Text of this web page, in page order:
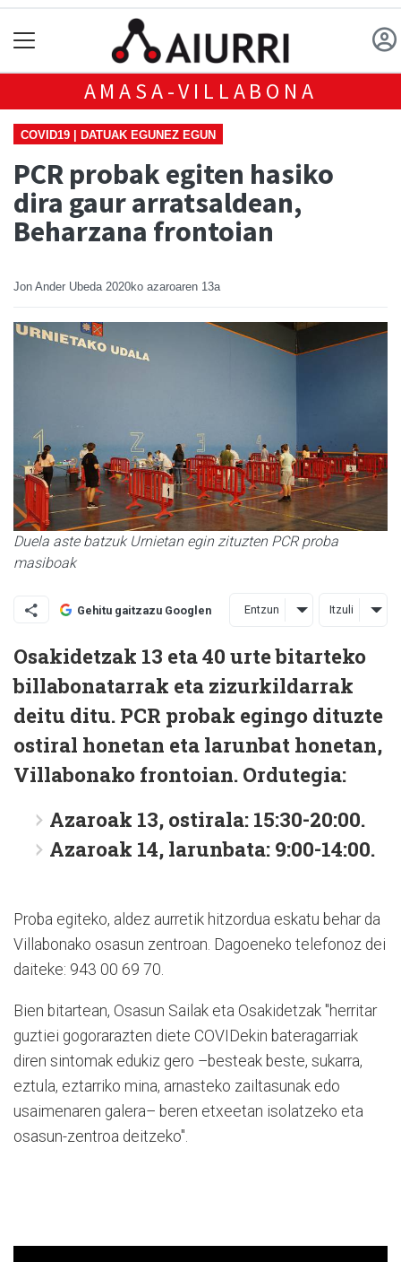
AMASA-VILLABONA
COVID19 | DATUAK EGUNEZ EGUN
PCR probak egiten hasiko
dira gaur arratsaldean,
Beharzana frontoian
Jon Ander Ubeda 2020ko azaroaren 13a
Duela aste batzuk Urnietan egin zituzten PCR proba
masiboak
Gehitu gaitzazu Googlen Entzun Itzuli
Osakidetzak 13 eta 40 urte bitarteko
billabonatarrak eta zizurkildarrak
deitu ditu. PCR probak egingo dituzte
ostiral honetan eta larunbat honetan,
Villabonako frontoian. Ordutegia:
Azaroak 13, ostirala: 15:30-20:00.
Azaroak 14, larunbata: 9:00-14:00.
Proba egiteko, aldez aurretik hitzordua eskatu behar da
Villabonako osasun zentroan. Dagoeneko telefonoz dei
daiteke: 943 00 69 70.
Bien bitartean, Osasun Sailak eta Osakidetzak "herritar
guztiei gogorarazten diete COVIDekin bateragarriak
diren sintomak edukiz gero –besteak beste, sukarra,
eztula, eztarriko mina, arnasteko zailtasunak edo
usaimenaren galera– beren etxeetan isolatzeko eta
osasun-zentroa deitzeko".